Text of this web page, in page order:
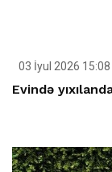
03 İyul 2026 15:08
Evində